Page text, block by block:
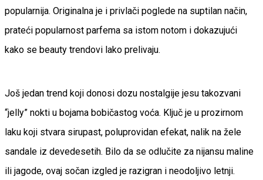
popularnija. Originalna je i privlači poglede na suptilan način,
prateći popularnost parfema sa istom notom i dokazujući
kako se beauty trendovi lako prelivaju.
Još jedan trend koji donosi dozu nostalgije jesu takozvani
“jelly” nokti u bojama bobičastog voća. Ključ je u prozirnom
laku koji stvara sirupast, poluprovidan efekat, nalik na žele
sandale iz devedesetih. Bilo da se odlučite za nijansu maline
ili jagode, ovaj sočan izgled je razigran i neodoljivo letnji.